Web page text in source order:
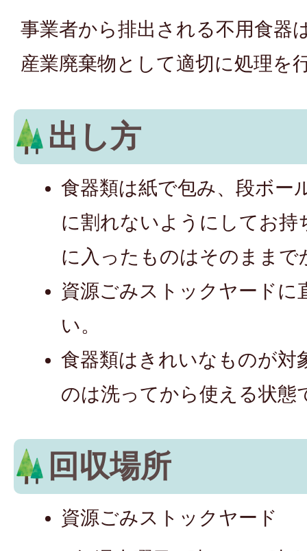
事業者から排出される不用食器
産業廃棄物として適切に処理を
出し方
食器類は紙で包み、段ボー
に割れないようにしてお
に入ったものはそのままで
資源ごみストックヤードに
い。
食器類はきれいなものが対
のは洗ってから使える状態
回収場所
資源ごみストックヤード